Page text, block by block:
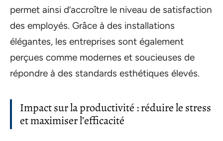
permet ainsi d’accroître le niveau de satisfaction
des employés. Grâce à des installations
élégantes, les entreprises sont également
perçues comme modernes et soucieuses de
répondre à des standards esthétiques élevés.
Impact sur la productivité : réduire le stress
et maximiser l’efficacité